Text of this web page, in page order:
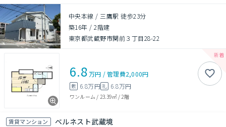
中央本線 / 三鷹駅 徒歩23分
築16年 /2階建
東京都武蔵野市関前３丁目28-22
6.8万円 /管理費2,000円
敷 6.8万円礼 6.8万円
ワンルーム / 23.39㎡/ 2階
賃貸マンション ベルネスト武蔵境